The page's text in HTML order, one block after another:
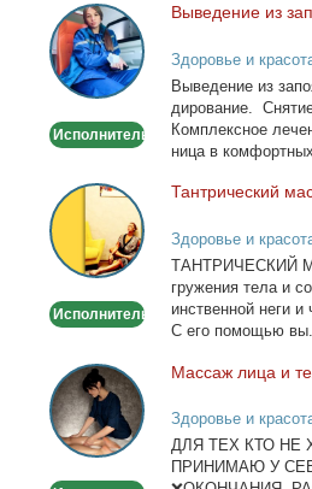
Выведение
из
запоя.
Капельница,
Исполнитель
Вы­ве­де­ние из
Здоровье и
Вы­ве­де­ние из
ди­ро­ва­ние.
Ком­плекс­ное
ни­ца в
Тантрический
массаж
Исполнитель
Тан­три­че­ский
Здоровье и
ТАНТРИЧЕСКИЙ
гру­же­ния те­ла и
ин­ствен­ной неги
С его по­мо­щью
Массаж
лица
и
тела
Мас­саж ли­ца и
Здоровье и
ДЛЯ ТЕХ КТО НЕ
ПРИНИМАЮ У